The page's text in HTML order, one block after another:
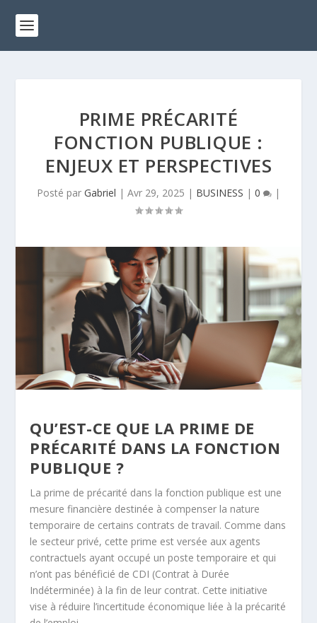
PRIME PRÉCARITÉ
FONCTION PUBLIQUE :
ENJEUX ET PERSPECTIVES
Posté par Gabriel | Avr 29, 2025 | BUSINESS | 0 |
QU’EST-CE QUE LA PRIME DE
PRÉCARITÉ DANS LA FONCTION
PUBLIQUE ?
La prime de précarité dans la fonction publique est une
mesure financière destinée à compenser la nature
temporaire de certains contrats de travail. Comme dans
le secteur privé, cette prime est versée aux agents
contractuels ayant occupé un poste temporaire et qui
n’ont pas bénéficié de CDI (Contrat à Durée
Indéterminée) à la fin de leur contrat. Cette initiative
vise à réduire l’incertitude économique liée à la précarité